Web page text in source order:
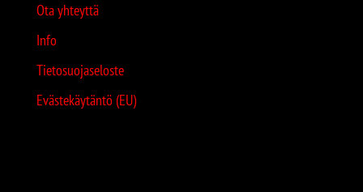
Ota yhteyttä
Info
Tietosuojaseloste
Evästekäytäntö (EU)